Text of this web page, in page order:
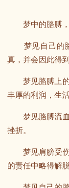
梦中的胳膊，
梦见自己的胳
真，并会因此得
梦见胳膊上的
丰厚的利润，生
梦见胳膊流血
挫折。
梦见肩膀受伤
的责任中略得解